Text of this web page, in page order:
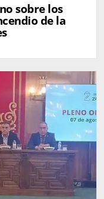
sobre los
de la